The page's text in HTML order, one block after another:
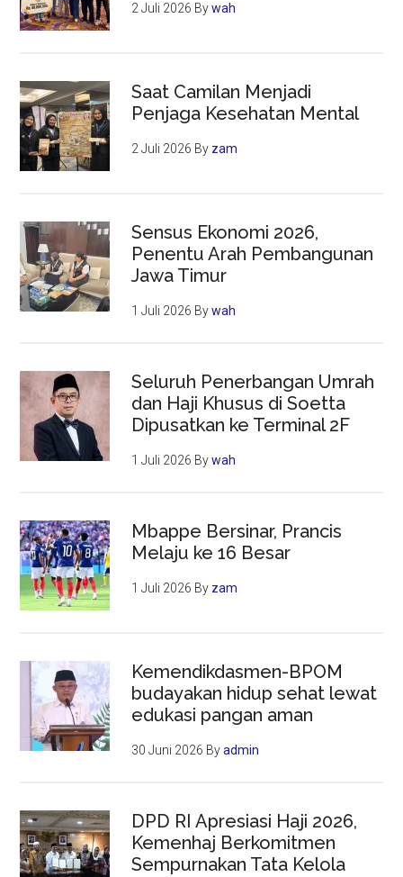
2 Juli 2026 Bywah
Saat Camilan Menjadi
Penjaga Kesehatan Mental
2 Juli 2026 By zam
Sensus Ekonomi 2026,
Penentu Arah Pembangunan
Jawa Timur
1 Juli 2026 Bywah
Seluruh Penerbangan Umrah
dan Haji Khusus di Soetta
Dipusatkan ke Terminal 2F
1 Juli 2026 Bywah
Mbappe Bersinar, Prancis
Melaju ke 16 Besar
1 Juli 2026 By zam
Kemendikdasmen-BPOM
budayakan hidup sehat lewat
edukasi pangan aman
30 Juni 2026 Byadmin
DPD RI Apresiasi Haji 2026,
Kemenhaj Berkomitmen
Sempurnakan Tata Kelola